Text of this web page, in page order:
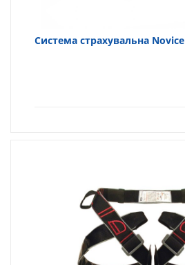
Система страхувальна Novice